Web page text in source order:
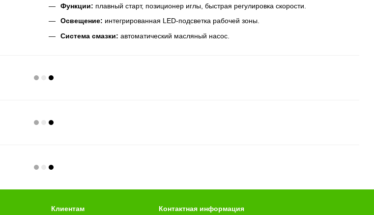
Функции: плавный старт, позиционер иглы, быстрая регулировка скорости.
Освещение: интегрированная LED-подсветка рабочей зоны.
Система смазки: автоматический масляный насос.
Клиентам Контактная информация